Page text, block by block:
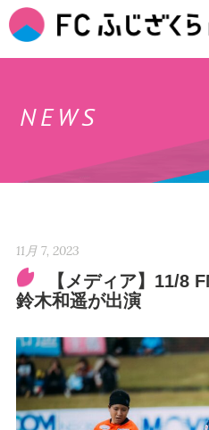
NEWS
11月 7, 2023
【メディア】11/8
鈴木和遥が出演